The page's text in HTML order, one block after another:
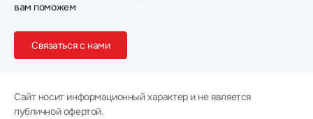
вам поможем
Связаться с нами
Сайт носит информационный характер и не является
публичной офертой.